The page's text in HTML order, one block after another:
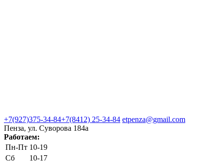
+7(927)375-34-84+7(8412) 25-34-84 etpenza@gmail.com
Пенза, ул. Cуворова 184а
Работаем:
Пн-Пт 10-19
Сб
10-17